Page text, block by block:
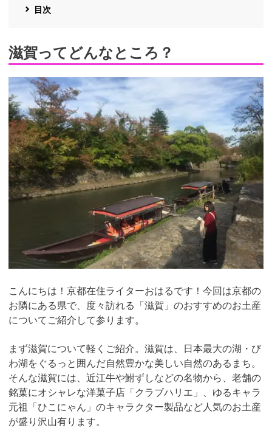
目次
滋賀ってどんなところ？
こんにちは！京都在住ライターおはるです！今回は京都の
お隣にある県で、度々訪れる「滋賀」のおすすめのお土産
についてご紹介して参ります。
まず滋賀について軽くご紹介。滋賀は、日本最大の湖・び
わ湖をぐるっと囲んだ自然豊かな美しい自然のあるまち。
そんな滋賀には、近江牛や鮒ずしなどの名物から、老舗の
銘菓にオシャレな洋菓子店「クラブハリエ」、ゆるキャラ
元祖「ひこにゃん」のキャラクター製品など人気のお土産
が盛り沢山有ります。